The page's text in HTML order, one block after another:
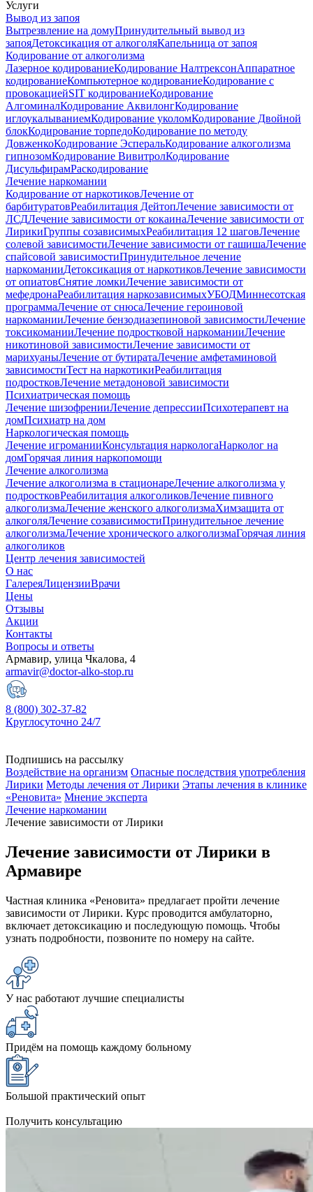
Услуги
Вывод из запоя
Вытрезвление на домуПринудительный вывод из
запояДетоксикация от алкоголяКапельница от запоя
Кодирование от алкоголизма
Лазерное кодированиеКодирование НалтрексонАппаратное
кодированиеКомпьютерное кодированиеКодирование с
провокациейSIT кодированиеКодирование
АлгоминалКодирование АквилонгКодирование
иглоукалываниемКодирование уколомКодирование Двойной
блокКодирование торпедоКодирование по методу
ДовженкоКодирование ЭсперальКодирование алкоголизма
гипнозомКодирование ВивитролКодирование
ДисульфирамРаскодирование
Лечение наркомании
Кодирование от наркотиковЛечение от
барбитуратовРеабилитация ДейтопЛечение зависимости от
ЛСДЛечение зависимости от кокаинаЛечение зависимости от
ЛирикиГруппы созависимыхРеабилитация 12 шаговЛечение
солевой зависимостиЛечение зависимости от гашишаЛечение
спайсовой зависимостиПринудительное лечение
наркоманииДетоксикация от наркотиковЛечение зависимости
от опиатовСнятие ломкиЛечение зависимости от
мефедронаРеабилитация наркозависимыхУБОДМиннесотская
программаЛечение от снюсаЛечение героиновой
наркоманииЛечение бензодиазепиновой зависимостиЛечение
токсикоманииЛечение подростковой наркоманииЛечение
никотиновой зависимостиЛечение зависимости от
марихуаныЛечение от бутиратаЛечение амфетаминовой
зависимостиТест на наркотикиРеабилитация
подростковЛечение метадоновой зависимости
Психиатрическая помощь
Лечение шизофренииЛечение депрессииПсихотерапевт на
домПсихиатр на дом
Наркологическая помощь
Лечение игроманииКонсультация наркологаНарколог на
домГорячая линия наркопомощи
Лечение алкоголизма
Лечение алкоголизма в стационареЛечение алкоголизма у
подростковРеабилитация алкоголиковЛечение пивного
алкоголизмаЛечение женского алкоголизмаХимзащита от
алкоголяЛечение созависимостиПринудительное лечение
алкоголизмаЛечение хронического алкоголизмаГорячая линия
алкоголиков
Центр лечения зависимостей
О нас
ГалереяЛицензииВрачи
Цены
Отзывы
Акции
Контакты
Вопросы и ответы
Армавир, улица Чкалова, 4
armavir@doctor-alko-stop.ru
8 (800) 302-37-82
Круглосуточно 24/7
Подпишись на рассылку
Воздействие на организм Опасные последствия употребления
Лирики Методы лечения от Лирики Этапы лечения в клинике
«Реновита» Мнение эксперта
Лечение наркомании
Лечение зависимости от Лирики
Лечение зависимости от Лирики в
Армавире
Частная клиника «Реновита» предлагает пройти лечение
зависимости от Лирики. Курс проводится амбулаторно,
включает детоксикацию и последующую помощь. Чтобы
узнать подробности, позвоните по номеру на сайте.
У нас работают лучшие специалисты
Придём на помощь каждому больному
Большой практический опыт
Получить консультацию